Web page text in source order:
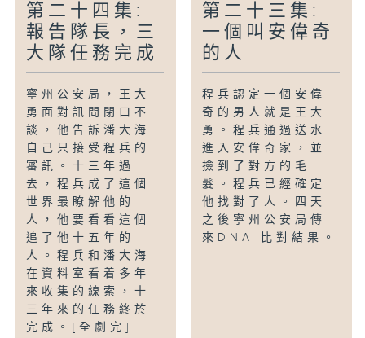
第二十四集:
報告隊長，三
大隊任務完成
寧州公安局，王大
勇面對訊問閉口不
談，他告訴潘大海
自己只接受程兵的
審訊。十三年過
去，程兵成了這個
世界最瞭解他的
人，他要看看這個
追了他十五年的
人。程兵和潘大海
在資料室看着多年
來收集的線索，十
三年來的任務終於
完成。[全劇完]
第二十三集:
一個叫安偉奇
的人
程兵認定一個安偉
奇的男人就是王大
勇。程兵通過送水
進入安偉奇家，並
撿到了對方的毛
髮。程兵已經確定
他找對了人。四天
之後寧州公安局傳
來DNA 比對結果。